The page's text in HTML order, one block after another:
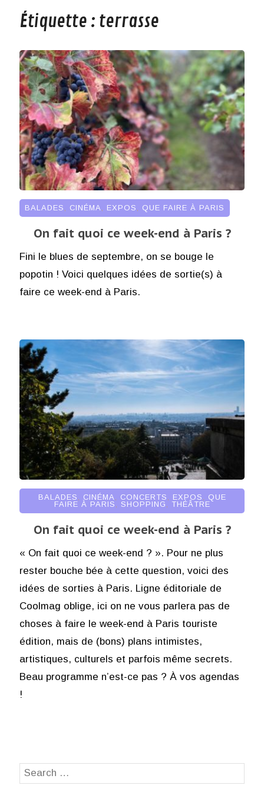
Étiquette : terrasse
BALADES CINÉMA EXPOS QUE FAIRE À PARIS
On fait quoi ce week-end à Paris ?
Fini le blues de septembre, on se bouge le
popotin ! Voici quelques idées de sortie(s) à
faire ce week-end à Paris.
BALADES , CINÉMA, CONCERTS , EXPOS , QUE
FAIRE À PARIS , SHOPPING , THÉÂTRE
On fait quoi ce week-end à Paris ?
« On fait quoi ce week-end ? ». Pour ne plus
rester bouche bée à cette question, voici des
idées de sorties à Paris. Ligne éditoriale de
Coolmag oblige, ici on ne vous parlera pas de
choses à faire le week-end à Paris touriste
édition, mais de (bons) plans intimistes,
artistiques, culturels et parfois même secrets.
Beau programme n’est-ce pas ? À vos agendas
!
Search